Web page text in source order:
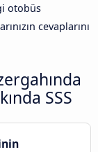
otobüs
cevaplarını
SSS